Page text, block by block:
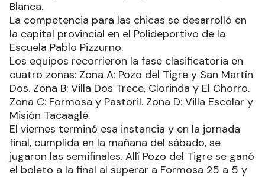
Blanca.
La competencia para las chicas se desarrolló en
la capital provincial en el Polideportivo de la
Escuela Pablo Pizzurno.
Los equipos recorrieron la fase clasificatoria en
cuatro zonas: Zona A: Pozo del Tigre y San Martín
Dos. Zona B: Villa Dos Trece, Clorinda y El Chorro.
Zona C: Formosa y Pastoril. Zona D: Villa Escolar y
Misión Tacaaglé.
El viernes terminó esa instancia y en la jornada
final, cumplida en la mañana del sábado, se
jugaron las semifinales. Allí Pozo del Tigre se ganó
el boleto a la final al superar a Formosa 25 a 5 y